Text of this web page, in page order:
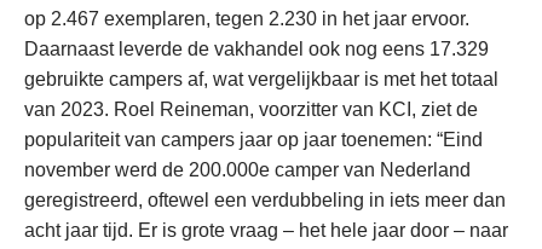
op 2.467 exemplaren, tegen 2.230 in het jaar ervoor.
Daarnaast leverde de vakhandel ook nog eens 17.329
gebruikte campers af, wat vergelijkbaar is met het totaal
van 2023. Roel Reineman, voorzitter van KCI, ziet de
populariteit van campers jaar op jaar toenemen: “Eind
november werd de 200.000e camper van Nederland
geregistreerd, oftewel een verdubbeling in iets meer dan
acht jaar tijd. Er is grote vraag – het hele jaar door – naar